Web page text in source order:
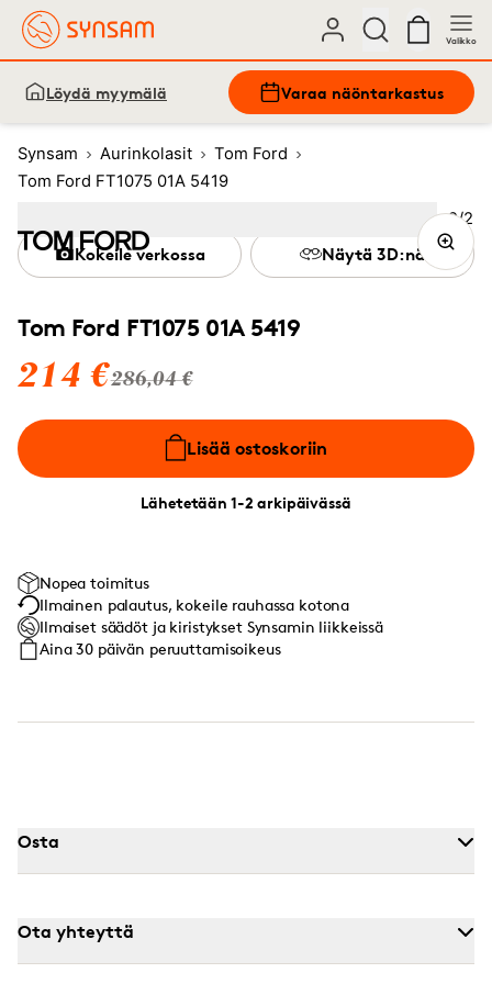
Valikko
Löydä myymälä Varaa näöntarkastus
Synsam Aurinkolasit
Tom Ford
Tom Ford FT1075 01A 5419
Tom Ford FT1075 01A 5419
214 €286,04 €
Lisää ostoskoriin
Lähetetään 1-2 arkipäivässä
Kokeile verkossa Näytä 3D:nä
Nopea toimitus
Ilmainen palautus, kokeile rauhassa kotona
Ilmaiset säädöt ja kiristykset Synsamin liikkeissä
Aina 30 päivän peruuttamisoikeus
Kuva
2/2
Image (Current image)
Osta
Ota yhteyttä